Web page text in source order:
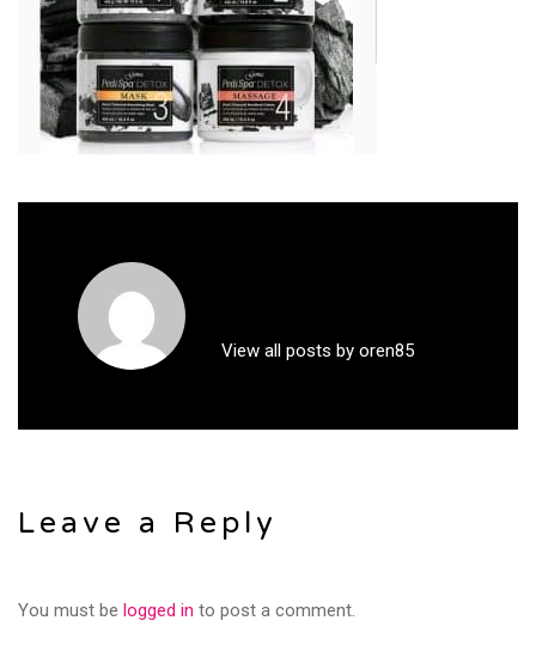
View all posts by oren85
Leave a Reply
You must be logged in to post a comment.